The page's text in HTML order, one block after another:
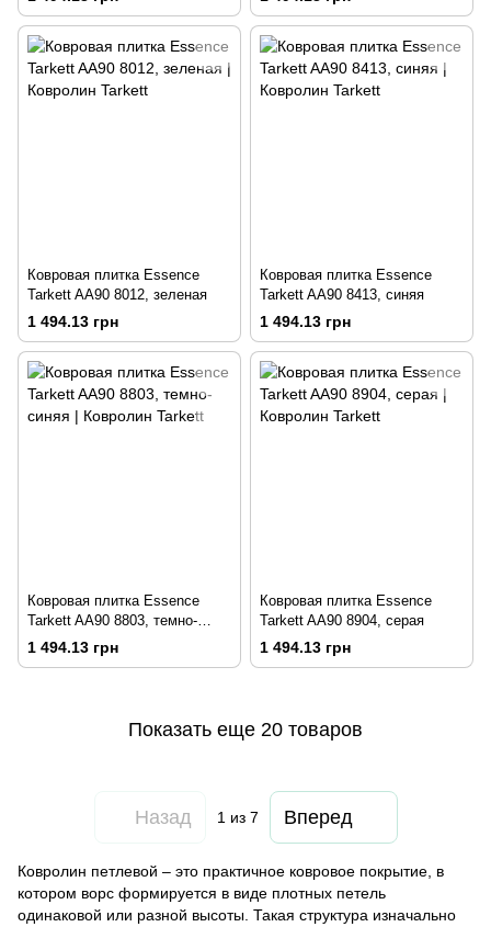
Ковровая плитка Essence
Tarkett AA90 8012, зеленая
1 494.13 грн
Ковровая плитка Essence
Tarkett AA90 8413, синяя
1 494.13 грн
Ковровая плитка Essence
Tarkett AA90 8803, темно-
синяя
1 494.13 грн
Ковровая плитка Essence
Tarkett AA90 8904, серая
1 494.13 грн
Показать еще 20 товаров
Назад 1из 7 Вперед
Ковролин петлевой – это практичное ковровое покрытие, в
котором ворс формируется в виде плотных петель
одинаковой или разной высоты. Такая структура изначально